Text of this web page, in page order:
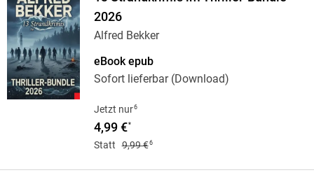
2026
Alfred Bekker
eBook epub
Sofort lieferbar (Download)
Jetzt nur6
4,99 €*
Statt 9,99 €6